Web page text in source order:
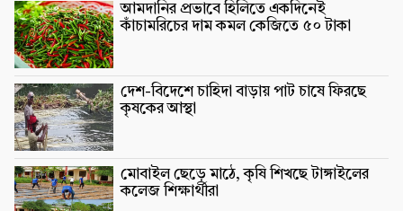
আমদানির প্রভাবে হিলিতে একদিনেই
কাঁচামরিচের দাম কমল কেজিতে ৫০ টাকা
দেশ-বিদেশে চাহিদা বাড়ায় পাট চাষে ফিরছে
কৃষকের আস্থা
মোবাইল ছেড়ে মাঠে, কৃষি শিখছে টাঙ্গাইলের
কলেজ শিক্ষার্থীরা